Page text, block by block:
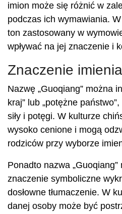
imion może się różnić w
podczas ich wymawiania.
ton zastosowany w
wpływać na jej znaczenie i
Znaczenie imienia
Nazwę „Guoqiang” można
kraj” lub „potężne
siły i potęgi. W kulturze
wysoko cenione i mogą
rodziców przy wyborze
Ponadto nazwa
znaczenie symboliczne
dosłowne tłumaczenie. W
danej osoby może być